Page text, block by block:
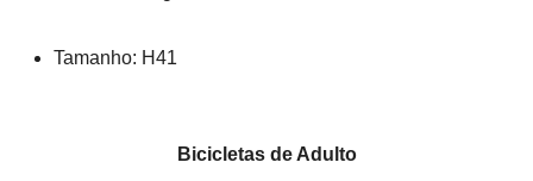
Tamanho: H41
Bicicletas de Adulto